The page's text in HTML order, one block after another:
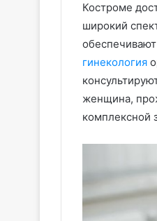
Костроме
широкий
гинекология
женщина,
комплексной